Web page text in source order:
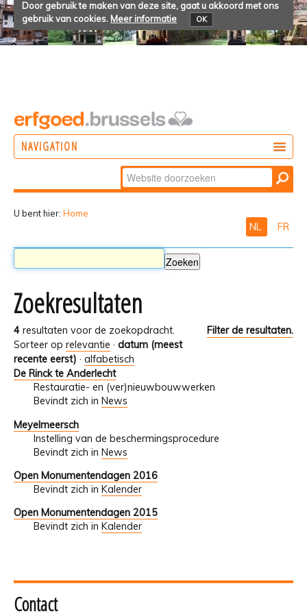
Door gebruik te maken van deze site, gaat u akkoord met ons
gebruik van cookies. Meer informatie OK
NAVIGATION
Zoek
Geavanceerd
U bent hier: Home
NL FR
Zoekresultaten
4 resultaten voor de zoekopdracht.
Filter de resultaten.
Sorteer op relevantie · datum (meest
recente eerst) · alfabetisch
De Rinck te Anderlecht
Restauratie- en (ver)nieuwbouwwerken
Bevindt zich in News
Meyelmeersch
Instelling van de beschermingsprocedure
Bevindt zich in News
Open Monumentendagen 2016
Bevindt zich in Kalender
Open Monumentendagen 2015
Bevindt zich in Kalender
Contact